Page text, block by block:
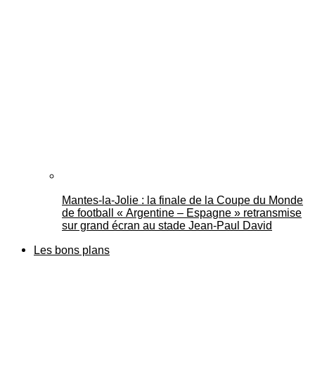
Mantes-la-Jolie : la finale de la Coupe du Monde
de football « Argentine – Espagne » retransmise
sur grand écran au stade Jean-Paul David
Les bons plans